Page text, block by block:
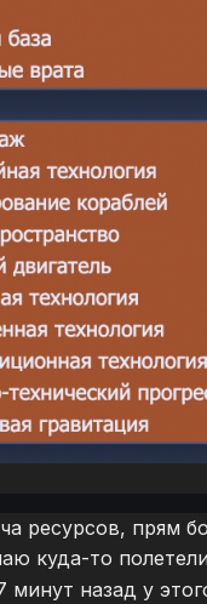
ресурсов, прям
куда-то полетели
минут назад у